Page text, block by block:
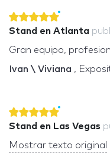
Stand en Atlanta
Gran equipo,
Ivan \ Viviana ,
Stand en Las Vegas
Mostrar texto original